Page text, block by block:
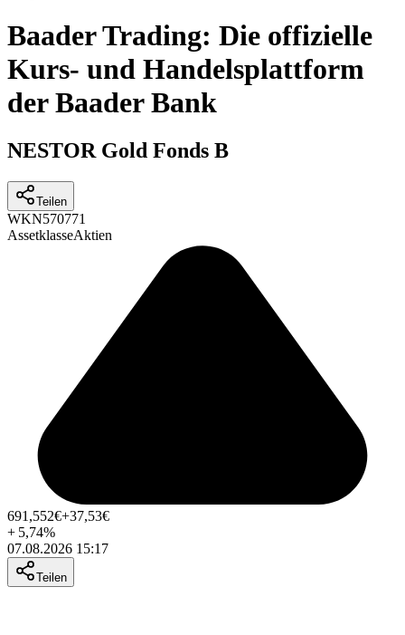
Baader Trading: Die offizielle
Kurs- und Handelsplattform
der Baader Bank
NESTOR Gold Fonds B
Teilen
WKN570771
AssetklasseAktien
691,552€+37,53€
+ 5,74%
07.08.2026 15:17
Teilen